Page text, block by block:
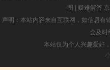
图 | 疑难解答
声明：本站内容来自互联网，如信息
会及时
本站仅为个人兴趣爱好